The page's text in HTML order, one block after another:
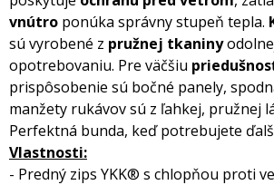
vnútro ponúka správny stupeň tepla.
sú vyrobené z pružnej tkaniny
opotrebovaniu. Pre väčšiu
prispôsobenie sú bočné panely,
manžety rukávov sú z ľahkej, pružnej
Perfektná bunda, keď potrebujete
Vlastnosti:
- Predný zips YKK® s chlopňou proti